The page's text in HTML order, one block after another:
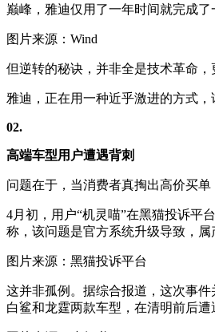
巅峰，雅迪仅用了一年时间就完成了
图片来源：Wind
但逆转的秘诀，并非全是技术革命
雅迪，正在用一种近乎激进的方式
02.
高端车型用户遭遇背刺
问题在于，当消费者真掏出高价买单
4月初，用户“机灵喵”在黑猫投诉平
称，该问题是官方系统升级导致，
图片来源：黑猫投诉平台
这并非孤例。据综合报道，这次事
白鲨和龙霆两款车型，在清明前后遭